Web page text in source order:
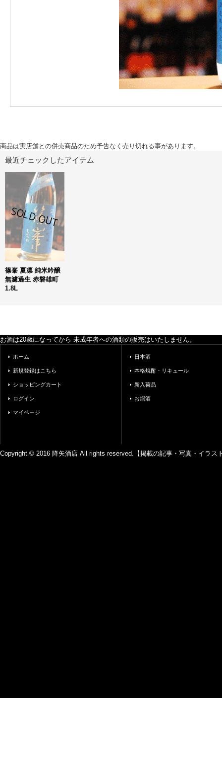
商品は実店舗との併売商品のため予告なく売り切れる事があります。
最近チェックしたアイテム
篠峯 夏凛 純米吟醸
無濾過生 赤磐雄町
1.8L
お酒は20歳になってから 未成年者への酒類の販売はいたしません。
ホーム
新規登録はこちら
ショッピングカート
ログイン
マイページ
日本酒
本格焼酎・リキュール
新入荷品
お燗酒
Copyright © 2016 降矢酒店 All rights reserved.【掲載の記事・写真・イラス